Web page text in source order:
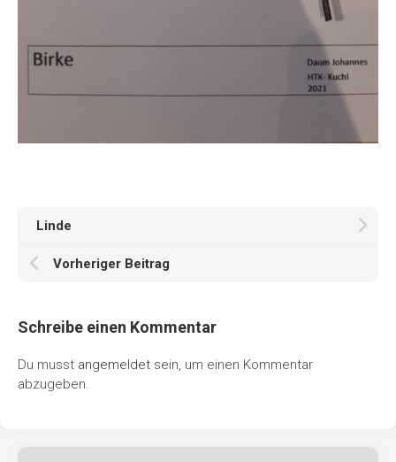
Linde
Vorheriger Beitrag
Schreibe einen Kommentar
Du musst angemeldet sein, um einen Kommentar
abzugeben.